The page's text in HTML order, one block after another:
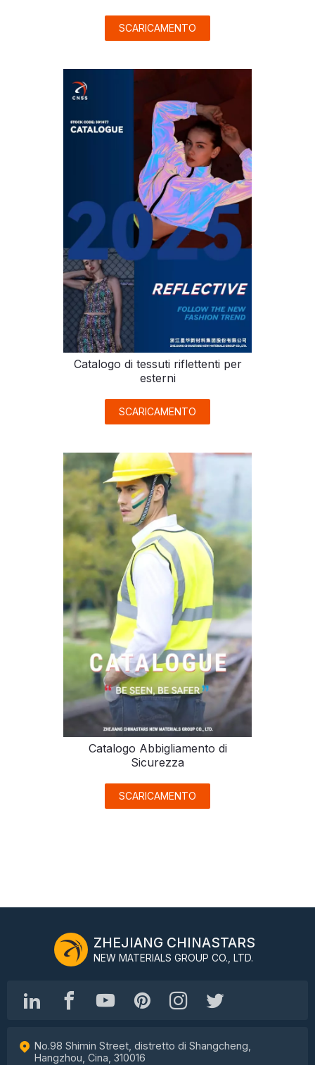
SCARICAMENTO
Catalogo di tessuti riflettenti per
esterni
SCARICAMENTO
Catalogo Abbigliamento di
Sicurezza
SCARICAMENTO
ZHEJIANG CHINASTARS
NEW MATERIALS GROUP CO., LTD.
No.98 Shimin Street, distretto di Shangcheng,
Hangzhou, Cina, 310016